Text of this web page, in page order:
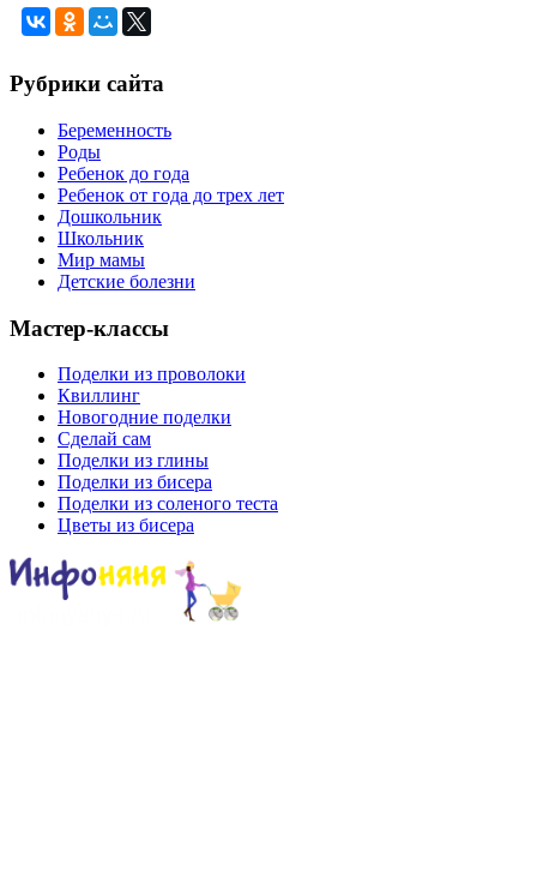
Рубрики сайта
Беременность
Роды
Ребенок до года
Ребенок от года до трех лет
Дошкольник
Школьник
Мир мамы
Детские болезни
Мастер-классы
Поделки из проволоки
Квиллинг
Новогодние поделки
Сделай сам
Поделки из глины
Поделки из бисера
Поделки из соленого теста
Цветы из бисера